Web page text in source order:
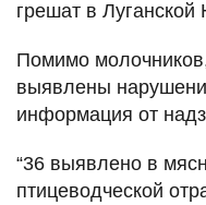
грешат в
Помимо
выявлены
информация от
“36 выявлено в
птицеводческой